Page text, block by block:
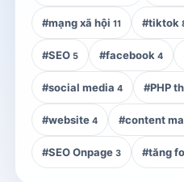
#mạng xã hội 11 #tiktok
#SEO 5 #facebook 4
#social media 4 #PHP
#website 4 #content
#SEO Onpage 3 #tăng